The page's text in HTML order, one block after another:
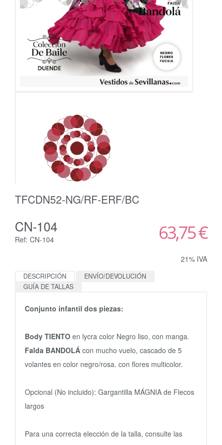
TFCDN52-NG/RF-ERF/BC
CN-104
Ref: CN-104 63,75 €
21% IVA
DESCRIPCIÓN
ENVÍO/DEVOLUCIÓN
GUÍA DE TALLAS
Conjunto infantil dos piezas:
Body TIENTO en lycra color Negro liso, con manga.
Falda BANDOLÁ con mucho vuelo, cascado de 5
volantes en color negro/rosa. con flores multicolor.
Opcional (No incluido): Gargantilla MÁGNIA de Flecos
largos
Para una correcta elección de la talla, consulte las